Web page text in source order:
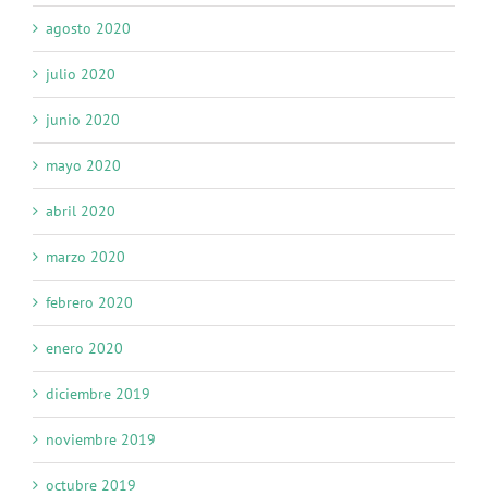
agosto 2020
julio 2020
junio 2020
mayo 2020
abril 2020
marzo 2020
febrero 2020
enero 2020
diciembre 2019
noviembre 2019
octubre 2019